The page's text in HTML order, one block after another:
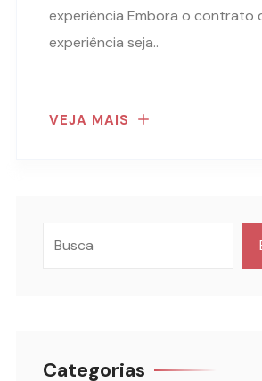
experiência Embora o contrato
experiência seja..
VEJA MAIS
Categorias